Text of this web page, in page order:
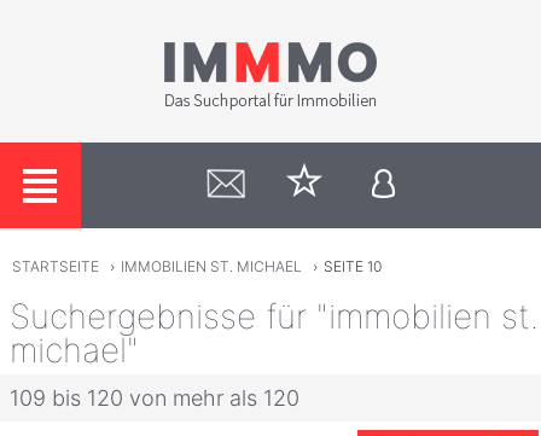
STARTSEITE › IMMOBILIEN ST. MICHAEL › SEITE 10
Suchergebnisse für "immobilien st.
michael"
109 bis 120 von mehr als 120